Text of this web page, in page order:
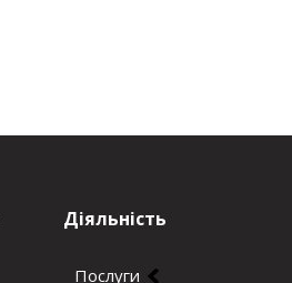
Діяльність
Послуги